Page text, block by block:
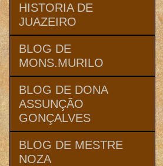
HISTORIA DE
JUAZEIRO
BLOG DE
MONS.MURILO
BLOG DE DONA
ASSUNÇÃO
GONÇALVES
BLOG DE MESTRE
NOZA